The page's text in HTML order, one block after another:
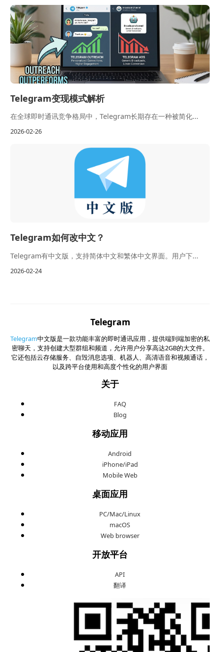
Telegram变现模式解析
在全球即时通讯竞争格局中，Telegram长期存在一种被简化...
2026-02-26
Telegram如何改中文？
Telegram有中文版，支持简体中文和繁体中文界面。用户下...
2026-02-24
Telegram
Telegram中文版是一款功能丰富的即时通讯应用，提供端到端加密的私
密聊天，支持创建大型群组和频道，允许用户分享高达2GB的大文件。
它还包括云存储服务、自毁消息选项、机器人、高清语音和视频通话，
以及跨平台使用和高度个性化的用户界面
关于
FAQ
Blog
移动应用
Android
iPhone/iPad
Mobile Web
桌面应用
PC/Mac/Linux
macOS
Web browser
开放平台
API
翻译